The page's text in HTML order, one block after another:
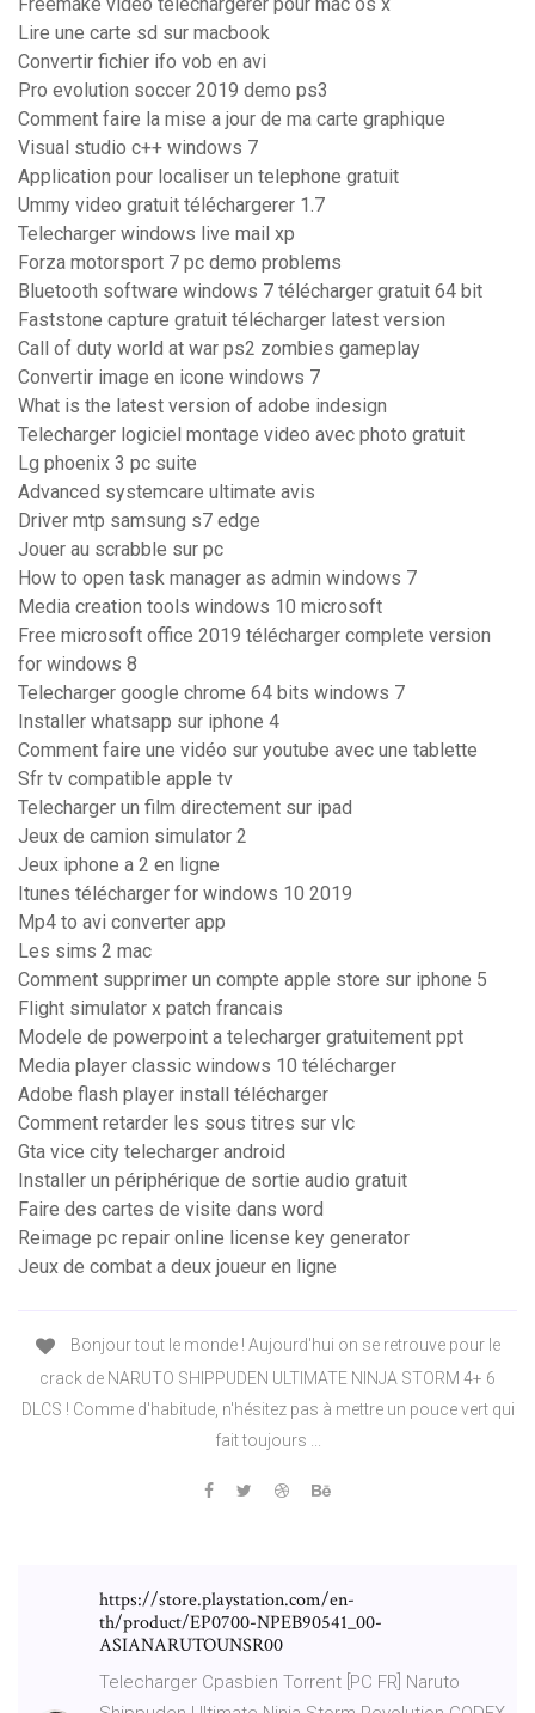
Freemake video téléchargerer pour mac os x
Lire une carte sd sur macbook
Convertir fichier ifo vob en avi
Pro evolution soccer 2019 demo ps3
Comment faire la mise a jour de ma carte graphique
Visual studio c++ windows 7
Application pour localiser un telephone gratuit
Ummy video gratuit téléchargerer 1.7
Telecharger windows live mail xp
Forza motorsport 7 pc demo problems
Bluetooth software windows 7 télécharger gratuit 64 bit
Faststone capture gratuit télécharger latest version
Call of duty world at war ps2 zombies gameplay
Convertir image en icone windows 7
What is the latest version of adobe indesign
Telecharger logiciel montage video avec photo gratuit
Lg phoenix 3 pc suite
Advanced systemcare ultimate avis
Driver mtp samsung s7 edge
Jouer au scrabble sur pc
How to open task manager as admin windows 7
Media creation tools windows 10 microsoft
Free microsoft office 2019 télécharger complete version
for windows 8
Telecharger google chrome 64 bits windows 7
Installer whatsapp sur iphone 4
Comment faire une vidéo sur youtube avec une tablette
Sfr tv compatible apple tv
Telecharger un film directement sur ipad
Jeux de camion simulator 2
Jeux iphone a 2 en ligne
Itunes télécharger for windows 10 2019
Mp4 to avi converter app
Les sims 2 mac
Comment supprimer un compte apple store sur iphone 5
Flight simulator x patch francais
Modele de powerpoint a telecharger gratuitement ppt
Media player classic windows 10 télécharger
Adobe flash player install télécharger
Comment retarder les sous titres sur vlc
Gta vice city telecharger android
Installer un périphérique de sortie audio gratuit
Faire des cartes de visite dans word
Reimage pc repair online license key generator
Jeux de combat a deux joueur en ligne
Bonjour tout le monde ! Aujourd'hui on se retrouve pour le
crack de NARUTO SHIPPUDEN ULTIMATE NINJA STORM 4+ 6
DLCS ! Comme d'habitude, n'hésitez pas à mettre un pouce vert qui
fait toujours ...
https://store.playstation.com/en-
th/product/EP0700-NPEB90541_00-
ASIANARUTOUNSR00
Telecharger Cpasbien Torrent [PC FR] Naruto